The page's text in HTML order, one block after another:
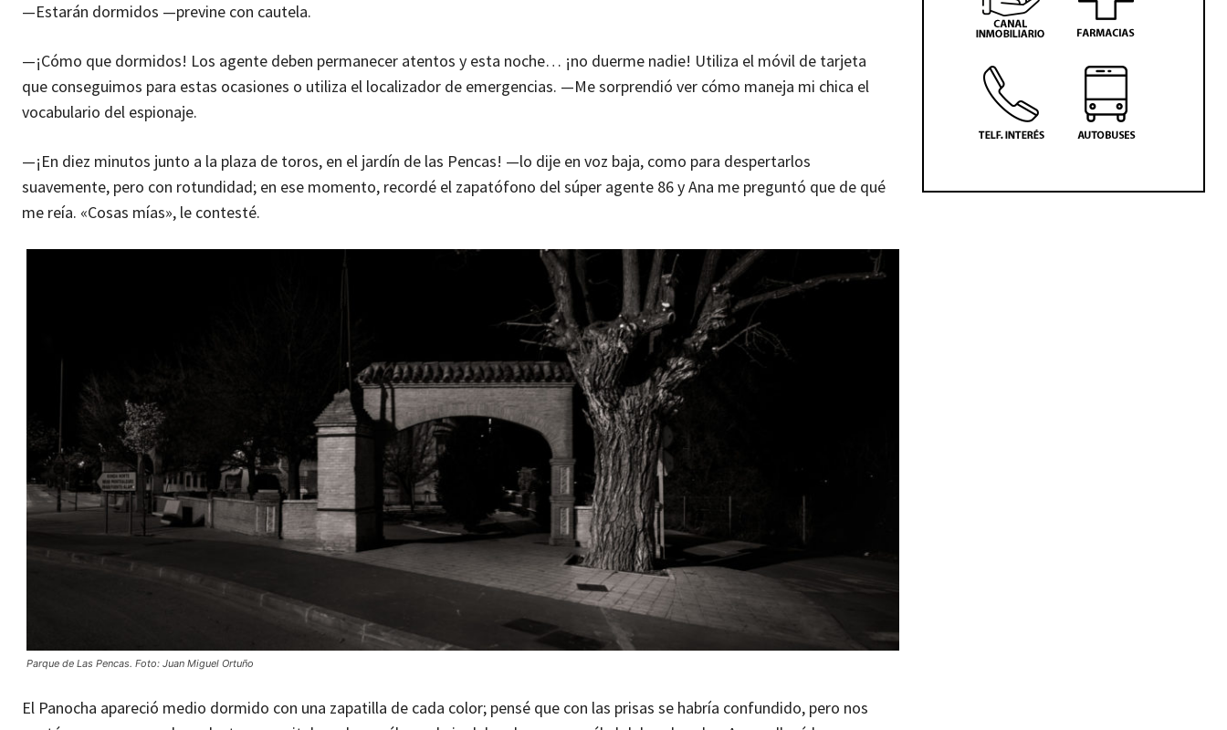
—Estarán dormidos —previne con cautela.
—¡Cómo que dormidos! Los agente deben permanecer atentos y esta noche… ¡no duerme nadie! Utiliza el móvil de tarjeta
que conseguimos para estas ocasiones o utiliza el localizador de emergencias. —Me sorprendió ver cómo maneja mi chica el
vocabulario del espionaje.
—¡En diez minutos junto a la plaza de toros, en el jardín de las Pencas! —lo dije en voz baja, como para despertarlos
suavemente, pero con rotundidad; en ese momento, recordé el zapatófono del súper agente 86 y Ana me preguntó que de qué
me reía. «Cosas mías», le contesté.
Parque de Las Pencas. Foto: Juan Miguel Ortuño
El Panocha apareció medio dormido con una zapatilla de cada color; pensé que con las prisas se habría confundido, pero nos